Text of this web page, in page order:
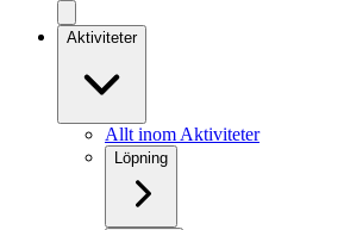
Aktiviteter
Allt inom Aktiviteter
Löpning